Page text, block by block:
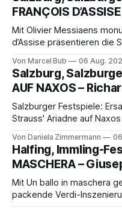
FRANÇOIS
Mit Olivier Messiaens
d’Assise präsentieren die
eine bildgewaltige
die komplexe Partitur
Franziskus.
Von Marcel Bub 06 Aug.
Salzburg,
AUF NAXOS –
Salzburger Festspiele:
Strauss' Ariadne auf
Aufführung mit starken
Philharmonikern, szenisch
hinter den Erwartungen
Von Daniela Zimmermann
Halfing, Immling-
MASCHERA –
Mit Un ballo in maschera
packende Verdi-